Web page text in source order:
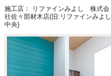
施工店： リファインみよし 株式会
社佐々部材木店(旧:リファインみよし
中央)